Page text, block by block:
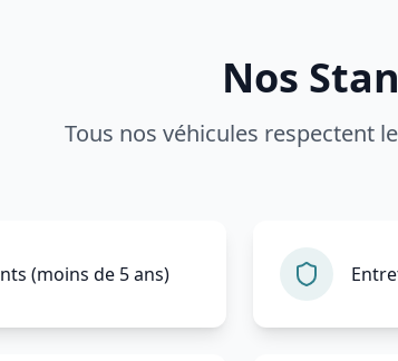
Nos
Tous nos véhicules respectent
(moins de 5 ans)